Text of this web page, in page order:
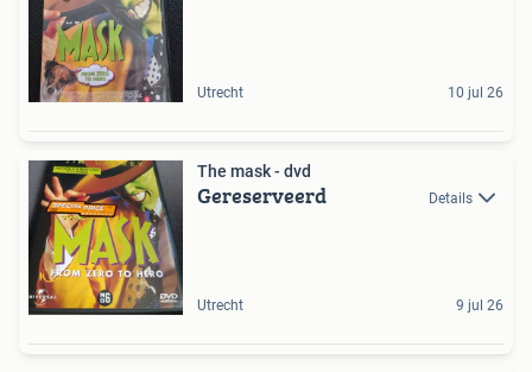
Utrecht 10 jul 26
The mask - dvd
Gereserveerd Details
Utrecht 9 jul 26